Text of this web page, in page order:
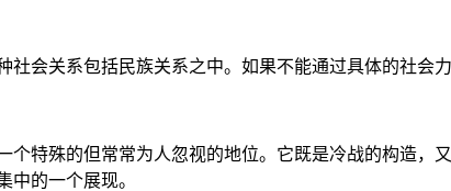
社会关系包括民族关系之中。如果不能通过具体的社会
个特殊的但常常为人忽视的地位。它既是冷战的构造，
中的一个展现。